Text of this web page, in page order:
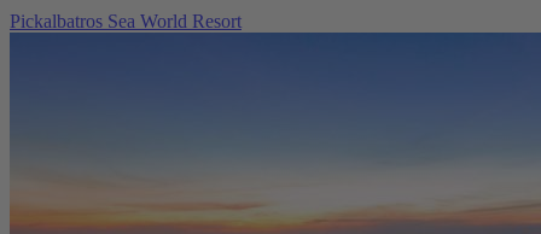
Pickalbatros Sea World Resort